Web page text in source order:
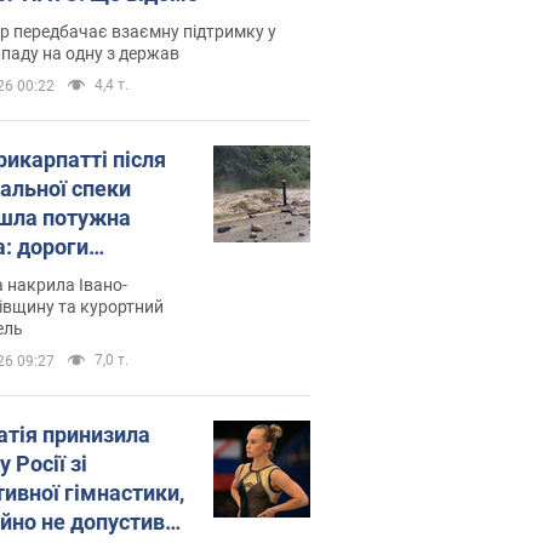
передбачає взаємну підтримку у
на одну з держав
00:22 4,4 т.
після
спеки
потужна
дороги
на
Відео
накрила Івано-
та курортний
09:27 7,0 т.
принизила
Росії зі
гімнастики,
не допустивши